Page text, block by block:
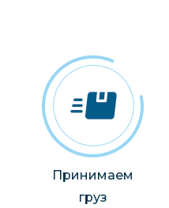
Принимаем
груз